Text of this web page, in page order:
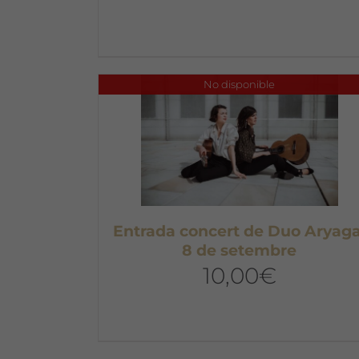
No disponible
Entrada concert de Duo
8 de setembre
10,00€